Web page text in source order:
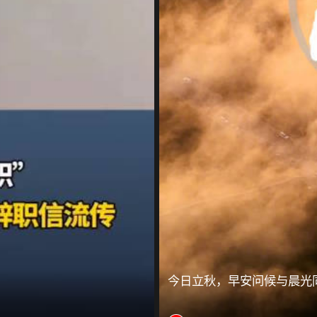
今日立秋，早安问候与晨光